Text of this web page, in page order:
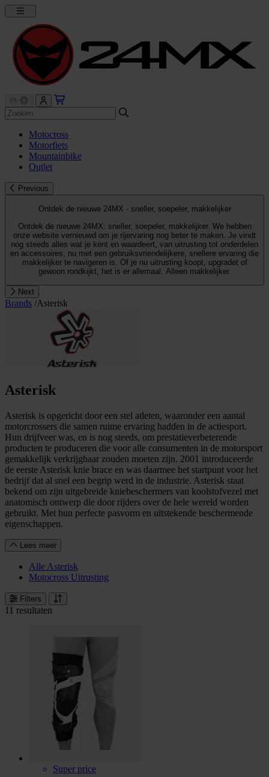
Motocross
Motorfiets
Mountainbike
Outlet
Previous
Ontdek de nieuwe 24MX - sneller, soepeler, makkelijker
Ontdek de nieuwe 24MX: sneller, soepeler, makkelijker. We hebben
onze website vernieuwd om je rijervaring nog beter te maken. Je vindt
nog steeds alles wat je kent en waardeert, van uitrusting tot onderdelen
en accessoires, nu met een gebruiksvriendelijkere, snellere ervaring die
makkelijker te navigeren is. Of je nu uitrusting koopt, upgradet of
gewoon rondkijkt, het is er allemaal. Alleen makkelijker.
Next
Brands /Asterisk
Asterisk
Asterisk is opgericht door een stel atleten, waaronder een aantal
motorcrossers die samen ruime ervaring hadden in de actiesport.
Hun drijfveer was, en is nog steeds, om prestatieverbeterende
producten te produceren die voor alle consumenten in de motorsport
gemakkelijk verkrijgbaar zouden moeten zijn. 2001 introduceerde
de eerste Asterisk knie brace en was daarmee het startpunt voor het
bedrijf dat al snel een begrip werd in de industrie. Asterisk staat
bekend om zijn uitgebreide kniebeschermers van koolstofvezel met
anatomisch ontwerp die door rijders over de hele wereld worden
gebruikt. Met hun perfecte pasvorm en uitstekende beschermende
eigenschappen.
Lees meer
Alle Asterisk
Motocross Uitrusting
Filters
11 resultaten
Super price